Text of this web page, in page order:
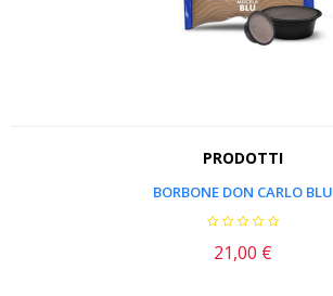
PRODOTTI
BORBONE DON CARLO BLU
Prezzo
21,00 €